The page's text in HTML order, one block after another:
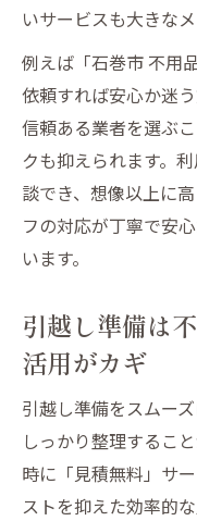
見積無料を活用
不用品出張
いの活用術
見積無料を
れ
即日現金支
らす方法
が便利
悪質業者を避け
不用品出張
いで安心対
見積無料の
ント
いサービスも大きなメ
例えば「石巻市 不用
依頼すれば安心か迷
信頼ある業者を選ぶ
クも抑えられます。
談でき、想像以上に
フの対応が丁寧で安
います。
引越し準備は
活用がカギ
引越し準備をスムー
しっかり整理するこ
時に「見積無料」サ
ストを抑えた効率的